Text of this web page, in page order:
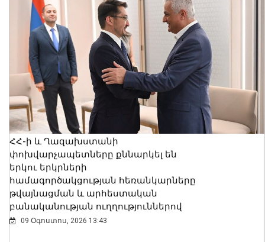
ՀՀ-ի և Ղազախստանի
փոխվարչապետները քննարկել են
երկու երկրների
համագործակցության հեռանկարները
թվայնացման և արհեստական
բանականության ուղղություններով
09 Օգոստոս, 2026 13:43